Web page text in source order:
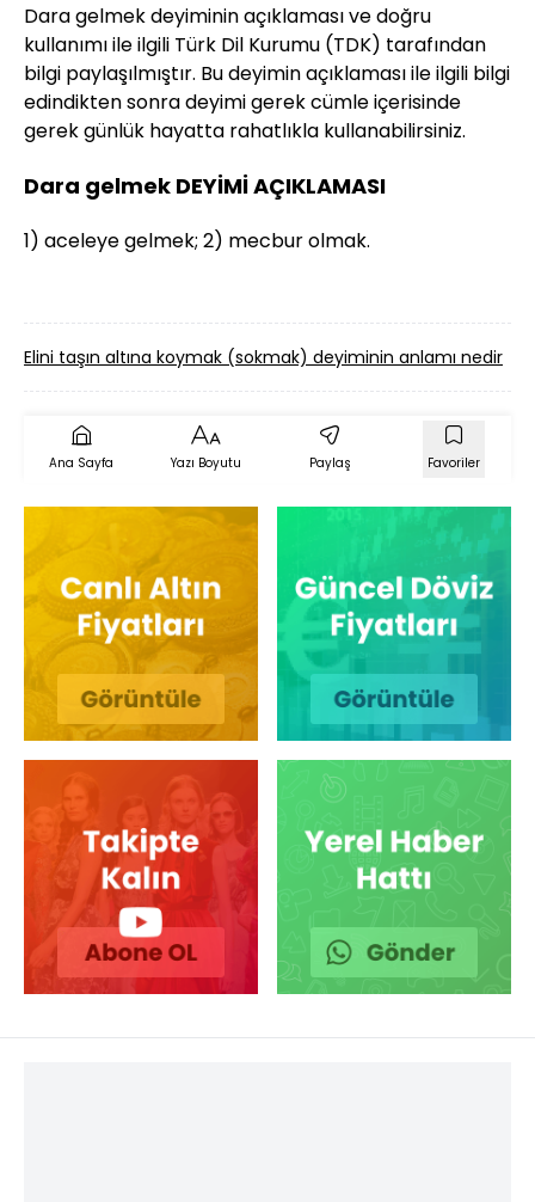
Dara gelmek deyiminin açıklaması ve doğru
kullanımı ile ilgili Türk Dil Kurumu (TDK) tarafından
bilgi paylaşılmıştır. Bu deyimin açıklaması ile ilgili bilgi
edindikten sonra deyimi gerek cümle içerisinde
gerek günlük hayatta rahatlıkla kullanabilirsiniz.
Dara gelmek DEYİMİ AÇIKLAMASI
1) aceleye gelmek; 2) mecbur olmak.
Elini taşın altına koymak (sokmak) deyiminin anlamı nedir
Ana Sayfa Yazı Boyutu Paylaş Favoriler